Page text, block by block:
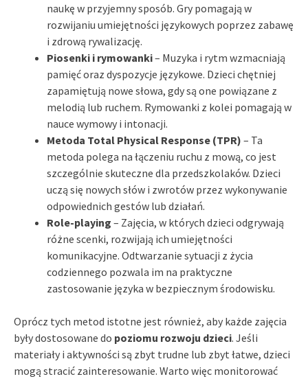
naukę w przyjemny sposób. Gry pomagają w
rozwijaniu umiejętności językowych poprzez zabawę
i zdrową rywalizację.
Piosenki i rymowanki– Muzyka i rytm wzmacniają
pamięć oraz dyspozycje językowe. Dzieci chętniej
zapamiętują nowe słowa, gdy są one powiązane z
melodią lub ruchem. Rymowanki z kolei pomagają w
nauce wymowy i intonacji.
Metoda Total Physical Response (TPR) – Ta
metoda polega na łączeniu ruchu z mową, co jest
szczególnie skuteczne dla przedszkolaków. Dzieci
uczą się nowych słów i zwrotów przez wykonywanie
odpowiednich gestów lub działań.
Role-playing – Zajęcia, w których dzieci odgrywają
różne scenki, rozwijają ich umiejętności
komunikacyjne. Odtwarzanie sytuacji z życia
codziennego pozwala im na praktyczne
zastosowanie języka w bezpiecznym środowisku.
Oprócz tych metod istotne jest również, aby każde zajęcia
były dostosowane do poziomu rozwoju dzieci. Jeśli
materiały i aktywności są zbyt trudne lub zbyt łatwe, dzieci
mogą stracić zainteresowanie. Warto więc monitorować